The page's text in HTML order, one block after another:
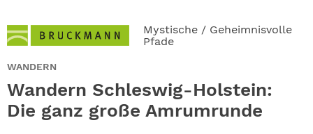
Mystische / Geheimnisvolle
Pfade
WANDERN
Wandern Schleswig-Holstein:
Die ganz große Amrumrunde
ABO
NEWSLETTER